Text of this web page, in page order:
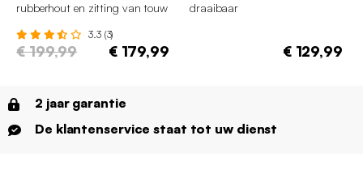
rubberhout en zitting van touw
3.3 (3)
€ 199,99 € 179,99
draaibaar
€ 129,99
2 jaar garantie
De klantenservice staat tot uw dienst